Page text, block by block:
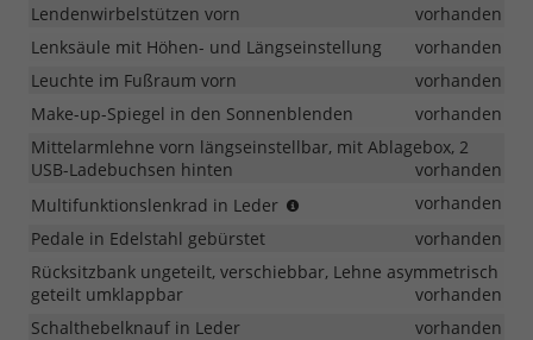
Lendenwirbelstützen vorn
vorhanden
Lenksäule mit Höhen- und Längseinstellung
vorhanden
Leuchte im Fußraum vorn
vorhanden
Make-up-Spiegel in den Sonnenblenden
vorhanden
Mittelarmlehne vorn längseinstellbar, mit Ablagebox, 2
USB-Ladebuchsen hinten
vorhanden
Multifunktionslenkrad in Leder
Schaltwippen)
vorhanden
Pedale in Edelstahl gebürstet
vorhanden
Rücksitzbank ungeteilt, verschiebbar, Lehne asymmetrisch
geteilt umklappbar
vorhanden
Schalthebelknauf in Leder
vorhanden